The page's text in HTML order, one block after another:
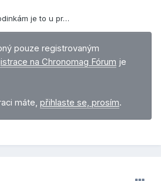
je to u pr…
pouze registrovaným
na Chronomag Fórum je
máte, přihlaste se, prosím.